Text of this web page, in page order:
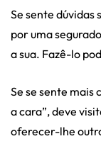
Se sente dúvidas
por uma
a sua. Fazê-lo
Se se sente mais
a cara”, deve
oferecer-lhe